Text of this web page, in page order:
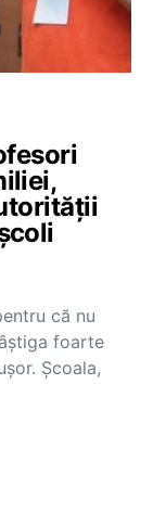
că nu
foarte
Școala,